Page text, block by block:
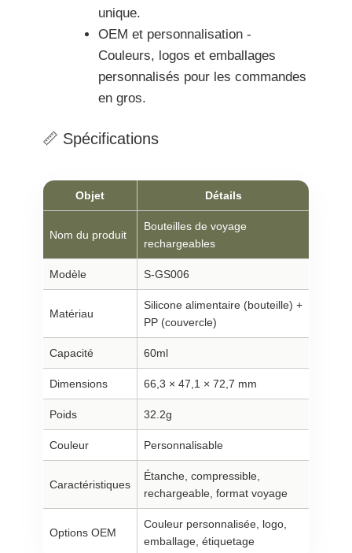
unique.
OEM et personnalisation -
Couleurs, logos et emballages
personnalisés pour les commandes
en gros.
📏 Spécifications
Objet Détails
Nom du produit
Bouteilles de voyage
rechargeables
Modèle S-GS006
Matériau
Silicone alimentaire (bouteille) +
PP (couvercle)
Capacité 60ml
Dimensions 66,3 × 47,1 × 72,7 mm
Poids 32.2g
Couleur Personnalisable
Caractéristiques
Étanche, compressible,
rechargeable, format voyage
Options OEM
Couleur personnalisée, logo,
emballage, étiquetage